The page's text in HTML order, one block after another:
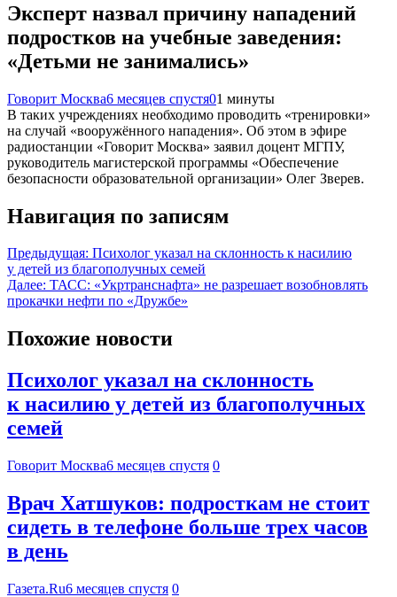
Эксперт назвал причину нападений
подростков на учебные заведения:
«Детьми не занимались»
Говорит Москва6 месяцев спустя01 минуты
В таких учреждениях необходимо проводить «тренировки»
на случай «вооружённого нападения». Об этом в эфире
радиостанции «Говорит Москва» заявил доцент МГПУ,
руководитель магистерской программы «Обеспечение
безопасности образовательной организации» Олег Зверев.
Навигация по записям
Предыдущая: Психолог указал на склонность к насилию
у детей из благополучных семей
Далее: ТАСС: «Укртранснафта» не разрешает возобновлять
прокачки нефти по «Дружбе»
Похожие новости
Психолог указал на склонность
к насилию у детей из благополучных
семей
Говорит Москва6 месяцев спустя 0
Врач Хатшуков: подросткам не стоит
сидеть в телефоне больше трех часов
в день
Газета.Ru6 месяцев спустя 0